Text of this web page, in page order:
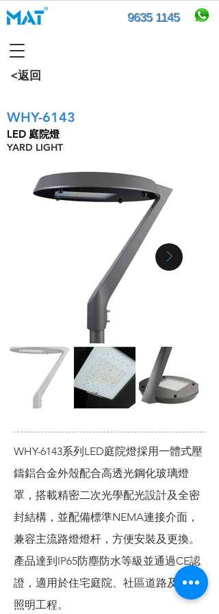
9635 1145
<返回
WHY-6143
LED 庭院燈
YARD LIGHT
WHY-6143系列LED庭院燈採用一體式壓
鑄鋁合金外殼配合高透光鋼化玻璃燈
罩，搭載精密二次光學配光設計及全密
封結構，並配備標準NEMA連接介面，
兼容主流路燈燈杆，方便安裝及更換。
產品達到IP65防塵防水等級並通過CE認
證，適用於住宅庭院、社區道路及公園
照明工程。